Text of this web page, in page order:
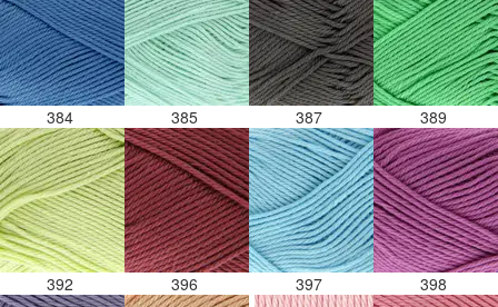
384 385 387 389
392 396 397 398